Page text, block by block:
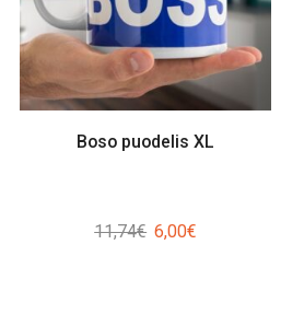
Boso puodelis XL
11,74€ Original
6,00€